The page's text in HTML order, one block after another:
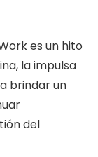
es un hito
la impulsa
brindar un
del